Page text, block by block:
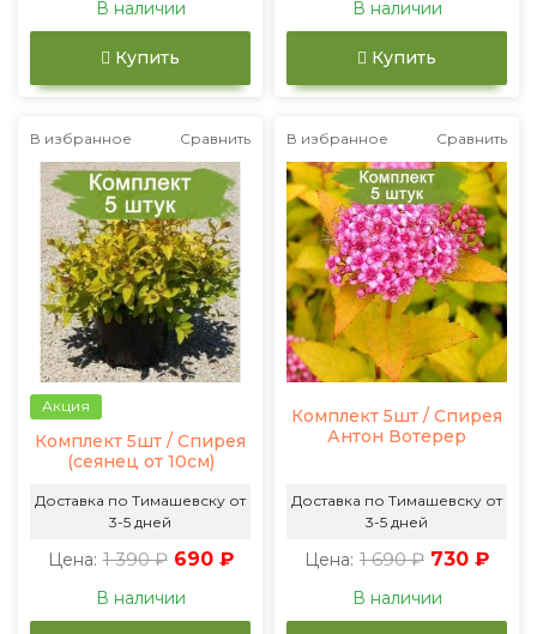
В наличии
Купить
В наличии
Купить
В избранное Сравнить
Акция
Комплект 5шт / Спирея
(сеянец от 10см)
Доставка по Тимашевску от
3-5 дней
Цена: 1 390 ₽ 690 ₽
В наличии
В избранное Сравнить
Комплект 5шт / Спирея
Антон Вотерер
Доставка по Тимашевску от
3-5 дней
Цена: 1 690 ₽ 730 ₽
В наличии